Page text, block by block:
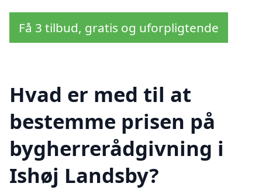
Få 3 tilbud, gratis og uforpligtende
Hvad er med til at
bestemme prisen på
bygherrerådgivning i
Ishøj Landsby?